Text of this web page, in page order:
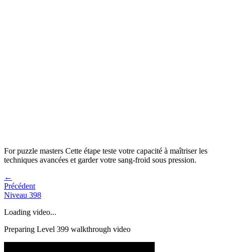
For puzzle masters Cette étape teste votre capacité à maîtriser les
techniques avancées et garder votre sang-froid sous pression.
←
Précédent
Niveau 398
Loading video...
Preparing Level 399 walkthrough video